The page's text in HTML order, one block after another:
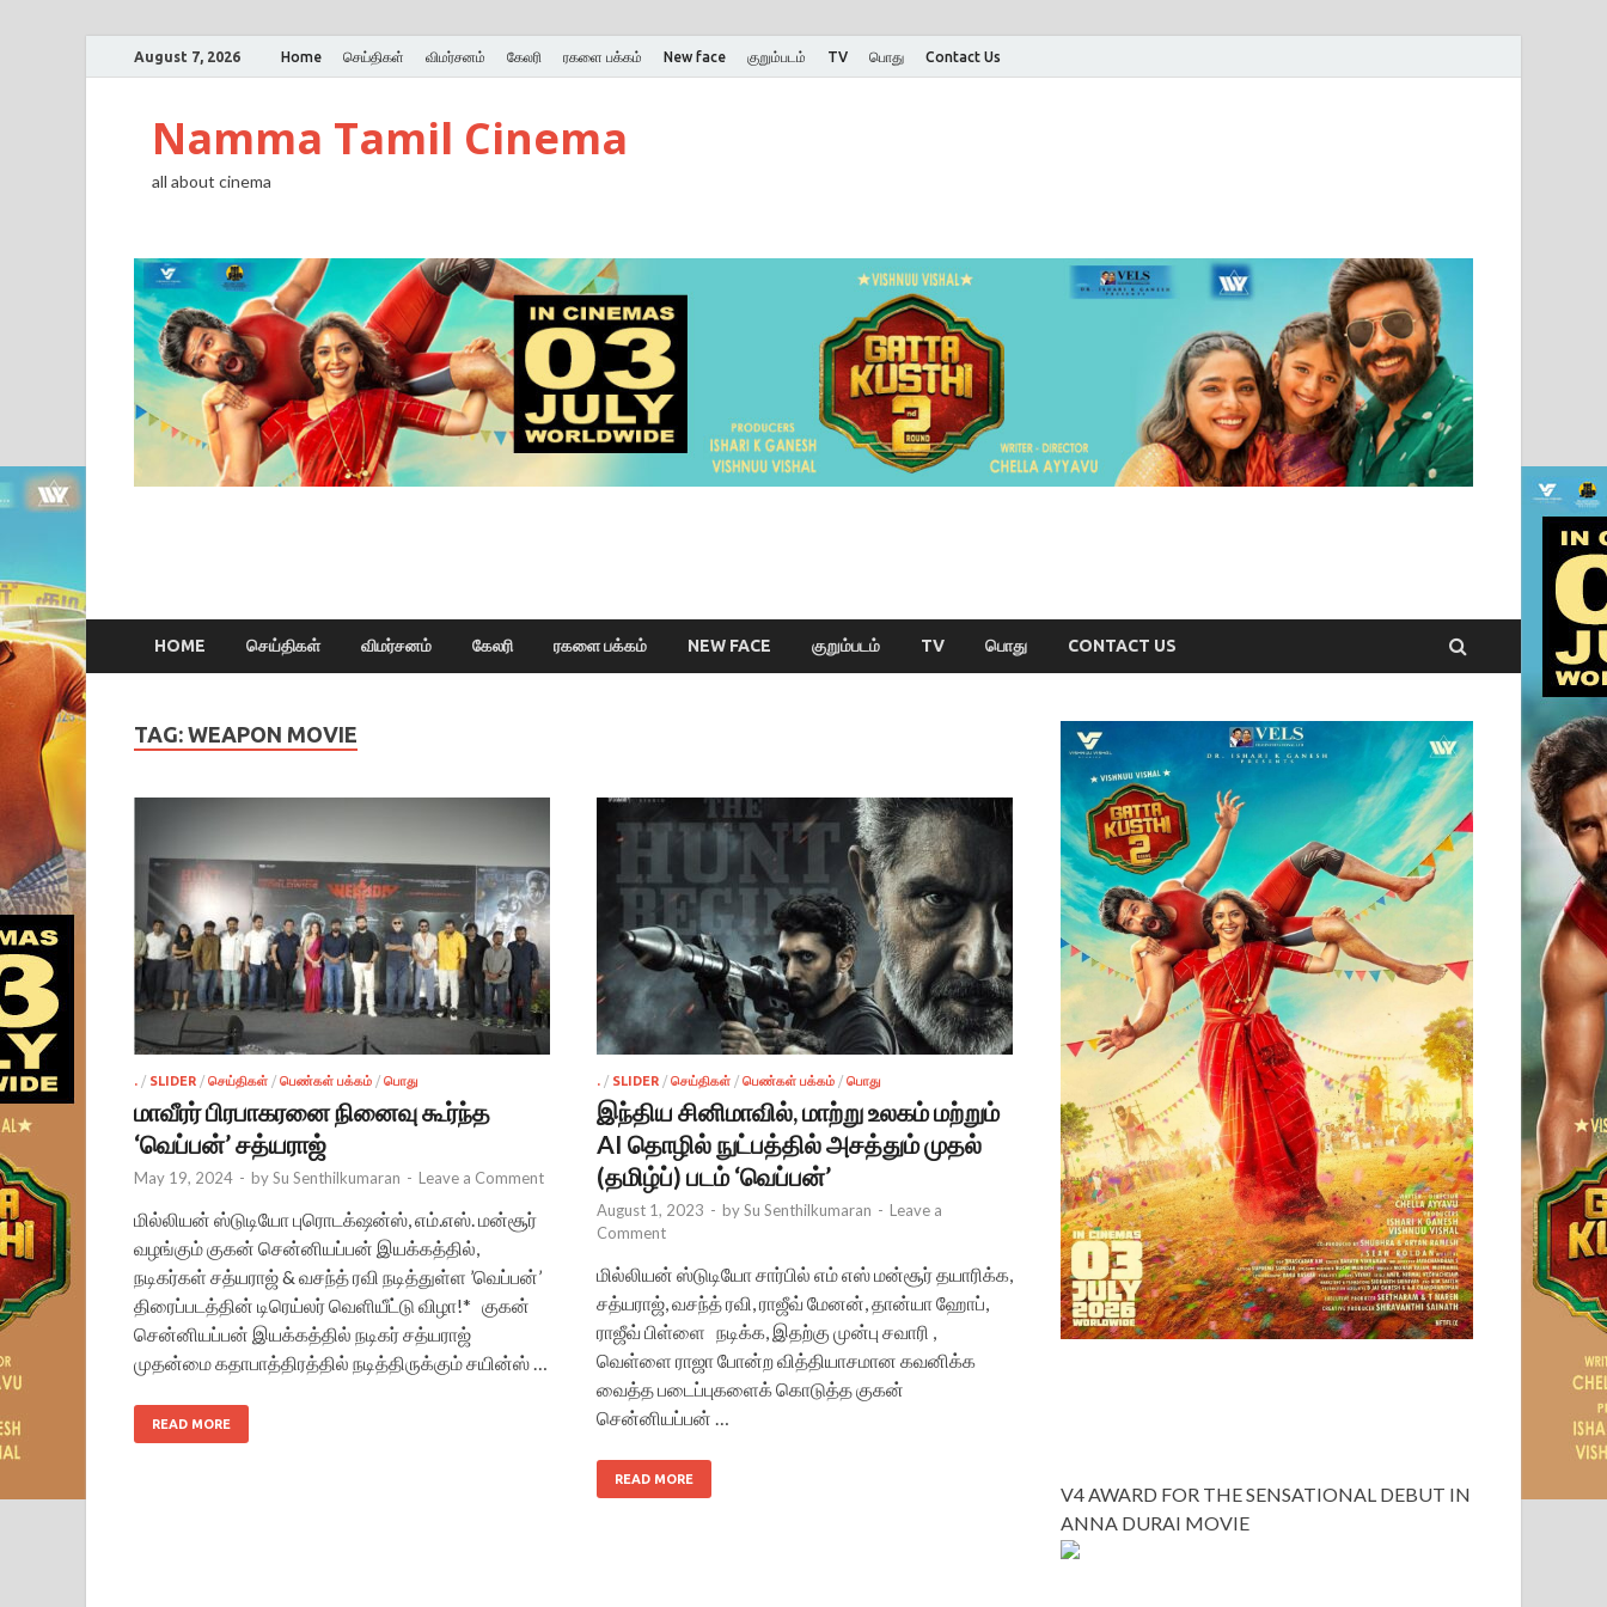
August 7, 2026 Home செய்திகள் விமர்சனம் கேலரி ரகளை பக்கம் New face குறும்படம் TV பொது Contact Us
Namma Tamil Cinema
all about cinema
HOME செய்திகள் விமர்சனம் கேலரி ரகளை பக்கம் NEW FACE குறும்படம் TV பொது CONTACT US
TAG: WEAPON MOVIE
. / SLIDER / செய்திகள் / பெண்கள் பக்கம் / பொது
மாவீரர் பிரபாகரனை நினைவு கூர்ந்த
‘வெப்பன்’ சத்யராஜ்
May 19, 2024 - bySu Senthilkumaran - Leave a Comment
மில்லியன் ஸ்டுடியோ புரொடக்‌ஷன்ஸ், எம்.எஸ். மன்சூர்
வழங்கும் குகன் சென்னியப்பன் இயக்கத்தில்,
நடிகர்கள் சத்யராஜ் & வசந்த் ரவி நடித்துள்ள ’வெப்பன்’
திரைப்படத்தின் டிரெய்லர் வெளியீட்டு விழா!* குகன்
சென்னியப்பன் இயக்கத்தில் நடிகர் சத்யராஜ்
முதன்மை கதாபாத்திரத்தில் நடித்திருக்கும் சயின்ஸ் …
READ MORE
. / SLIDER / செய்திகள் / பெண்கள் பக்கம் / பொது
இந்திய சினிமாவில், மாற்று உலகம் மற்றும்
AI தொழில் நுட்பத்தில் அசத்தும் முதல்
(தமிழ்ப்) படம் ‘வெப்பன்’
August 1, 2023 - bySu Senthilkumaran - Leave a
Comment
மில்லியன் ஸ்டுடியோ சார்பில் எம் எஸ் மன்சூர் தயாரிக்க,
சத்யராஜ், வசந்த் ரவி, ராஜீவ் மேனன், தான்யா ஹோப்,
ராஜீவ் பிள்ளை நடிக்க, இதற்கு முன்பு சவாரி ,
வெள்ளை ராஜா போன்ற வித்தியாசமான கவனிக்க
வைத்த படைப்புகளைக் கொடுத்த குகன்
சென்னியப்பன் …
READ MORE
V4 AWARD FOR THE SENSATIONAL DEBUT IN
ANNA DURAI MOVIE